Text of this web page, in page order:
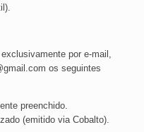
por e-mail,
os seguintes
preenchido.
(emitido via Cobalto).